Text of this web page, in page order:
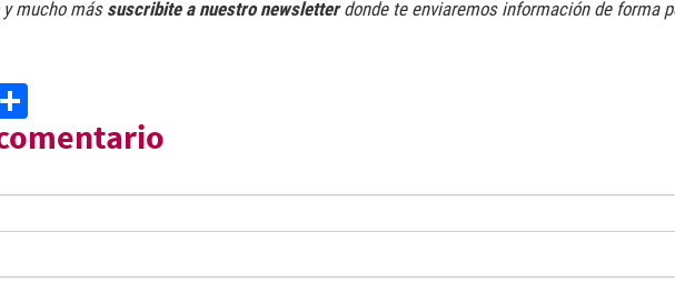
mucho más suscribite a nuestro newsletterdonde te enviaremos información de forma